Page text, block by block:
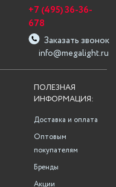
info@megalight.ru
+7 (495) 36-36-
678
Заказать звонок
ПОЛЕЗНАЯ
ИНФОРМАЦИЯ:
Доставка и оплата
Оптовым
покупателям
Бренды
Акции